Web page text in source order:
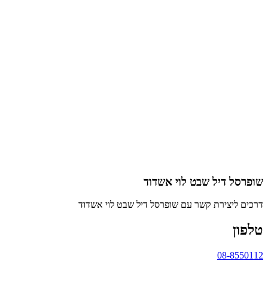
שופרסל דיל שבט לוי אשדוד
דרכים ליצירת קשר עם שופרסל דיל שבט לוי אשדוד
טלפון
08-8550112